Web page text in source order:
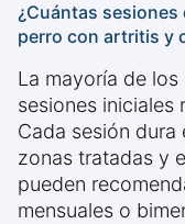
¿Cuántas sesiones
perro con artritis y
La mayoría de
sesiones iniciales
Cada sesión
zonas tratadas y
pueden
mensuales o